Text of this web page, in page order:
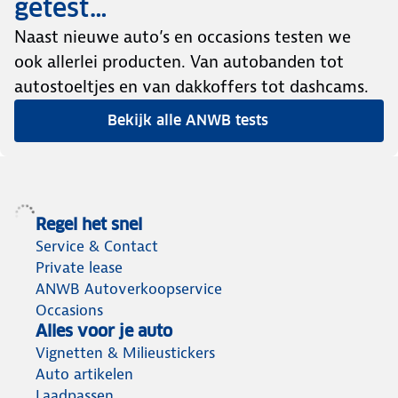
getest…
Naast nieuwe auto’s en occasions testen we
ook allerlei producten. Van autobanden tot
autostoeltjes en van dakkoffers tot dashcams.
Bekijk alle ANWB tests
Regel het snel
Service & Contact
Private lease
ANWB Autoverkoopservice
Occasions
Alles voor je auto
Vignetten & Milieustickers
Auto artikelen